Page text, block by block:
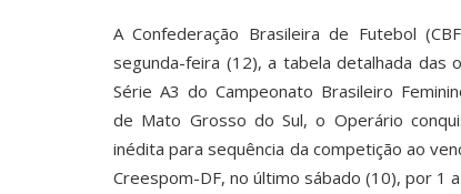
A Confederação Brasileira de Futebol
segunda-feira (12), a tabela detalhada das
Série A3 do Campeonato Brasileiro
de Mato Grosso do Sul, o Operário
inédita para sequência da competição ao
Creespom-DF, no último sábado (10), por 1